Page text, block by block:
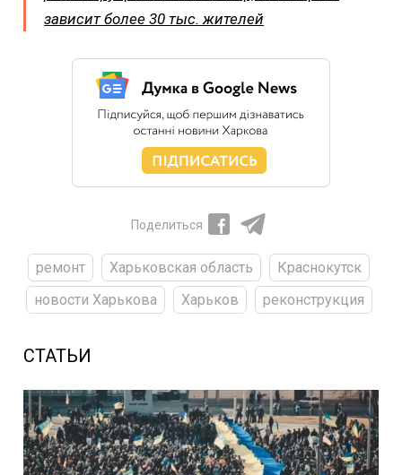
зависит более 30 тыс. жителей
Поделиться
ремонт Харьковская область
Краснокутск
новости Харькова
Харьков реконструкция
СТАТЬИ